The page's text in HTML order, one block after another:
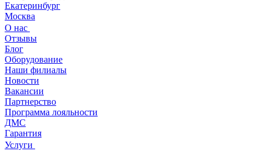
Екатеринбург
Москва
О нас
Отзывы
Блог
Оборудование
Наши филиалы
Новости
Вакансии
Партнерство
Программа лояльности
ДМС
Гарантия
Услуги